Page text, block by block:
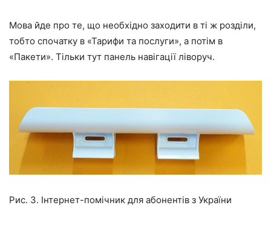
Мова йде про те, що необхідно заходити в ті ж розділи,
тобто спочатку в «Тарифи та послуги», а потім в
«Пакети». Тільки тут панель навігації ліворуч.
Рис. 3. Інтернет-помічник для абонентів з України